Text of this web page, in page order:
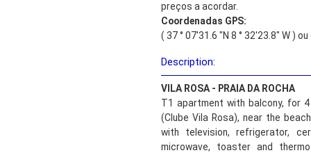
preços a acordar.
Coordenadas GPS:
( 37 ° 07'31.6 "N 8 ° 32'23.8" W )
Description:
VILA ROSA - PRAIA DA ROCHA
T1 apartment with balcony, for
(Clube Vila Rosa), near the
with television, refrigerator,
microwave, toaster and